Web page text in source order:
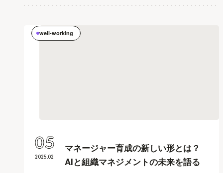
well-working
マネージャー育成の新しい形とは？
AIと組織マネジメントの未来を語る
2025.02
05